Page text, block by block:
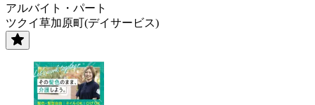
アルバイト・パート
ツクイ草加原町(デイサービス)